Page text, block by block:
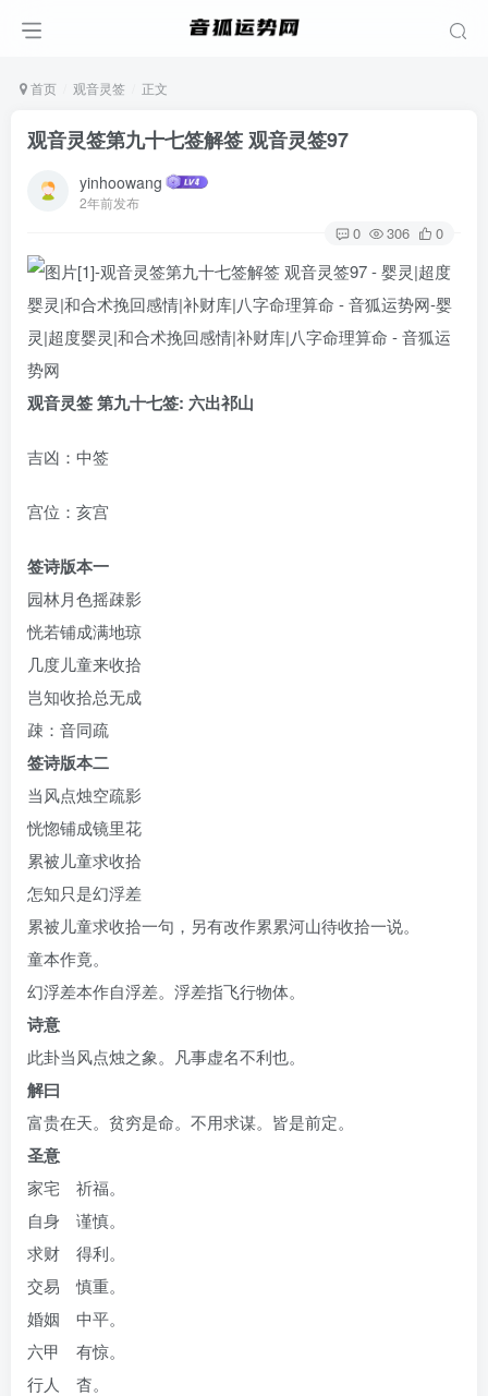
首页 观音灵签 正文
观音灵签第九十七签解签 观音灵签97
yinhoowang
2年前发布
0 306 0
观音灵签 第九十七签: 六出祁山
吉凶：中签
宫位：亥宫
签诗版本一
园林月色摇疎影
恍若铺成满地琼
几度儿童来收拾
岂知收拾总无成
疎：音同疏
签诗版本二
当风点烛空疏影
恍惚铺成镜里花
累被儿童求收拾
怎知只是幻浮差
累被儿童求收拾一句，另有改作累累河山待收拾一说。
童本作竟。
幻浮差本作自浮差。浮差指飞行物体。
诗意
此卦当风点烛之象。凡事虚名不利也。
解曰
富贵在天。贫穷是命。不用求谋。皆是前定。
圣意
家宅 祈福。
自身 谨慎。
求财 得利。
交易 慎重。
婚姻 中平。
六甲 有惊。
行人 杳。